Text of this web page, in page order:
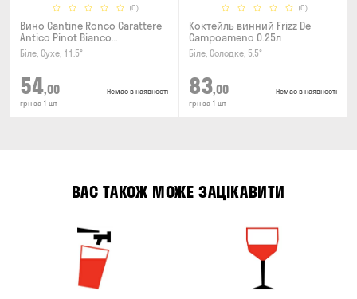
(0)
Вино Cantine Ronco Carattere
Antico Pinot Bianco
Chardonnay Rubicone IGT 0.25л
Біле, Сухе, 11.5°
54,00
грн за 1 шт
Немає в наявності
(0)
Коктейль винний Frizz De
Campoameno 0.25л
Біле, Солодке, 5.5°
83,00
грн за 1 шт
Немає в наявності
ВАС ТАКОЖ МОЖЕ ЗАЦІКАВИТИ